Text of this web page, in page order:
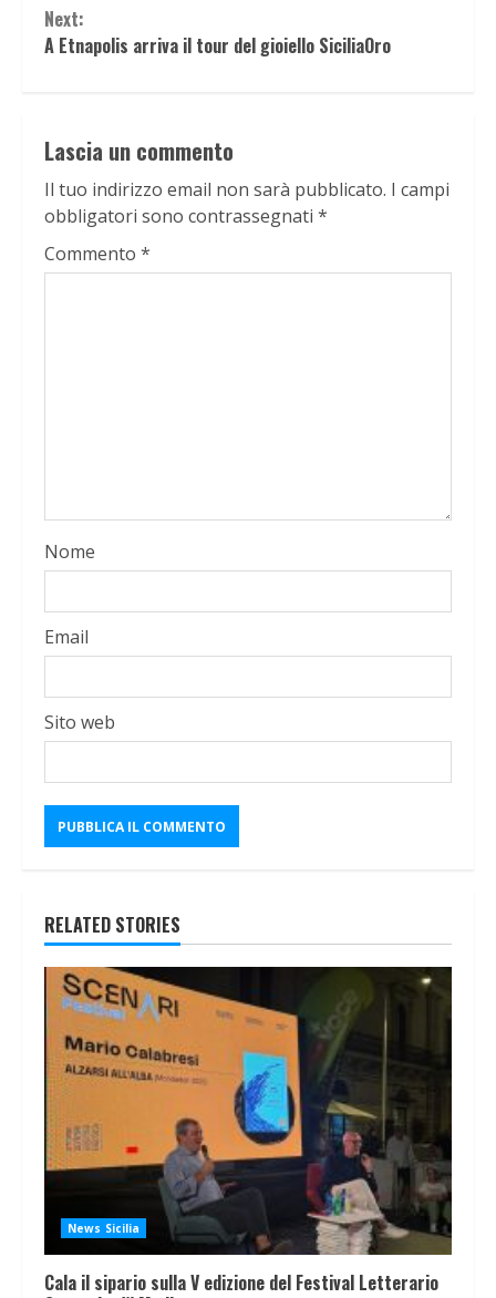
Next:
A Etnapolis arriva il tour del gioiello SiciliaOro
Lascia un commento
Il tuo indirizzo email non sarà pubblicato. I campi
obbligatori sono contrassegnati *
Commento *
Nome
Email
Sito web
RELATED STORIES
News Sicilia
Cala il sipario sulla V edizione del Festival Letterario